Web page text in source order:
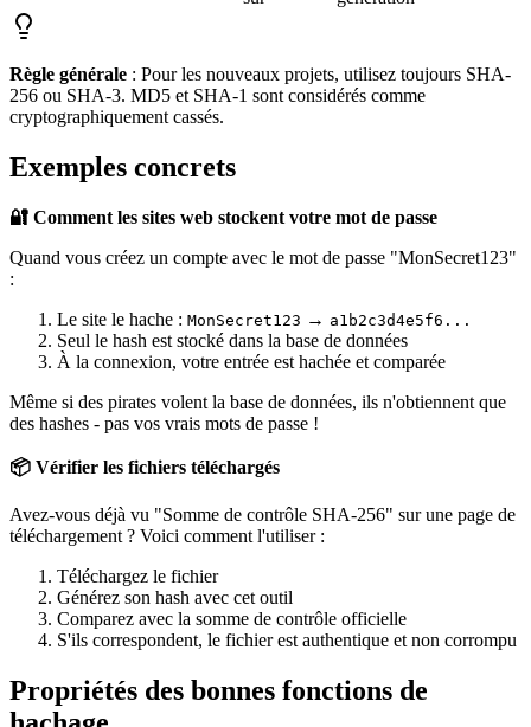
Règle générale : Pour les nouveaux projets, utilisez toujours SHA-
256 ou SHA-3. MD5 et SHA-1 sont considérés comme
cryptographiquement cassés.
Exemples concrets
🔐 Comment les sites web stockent votre mot de passe
Quand vous créez un compte avec le mot de passe "MonSecret123"
:
Le site le hache : MonSecret123 → a1b2c3d4e5f6...
Seul le hash est stocké dans la base de données
À la connexion, votre entrée est hachée et comparée
Même si des pirates volent la base de données, ils n'obtiennent que
des hashes - pas vos vrais mots de passe !
📦 Vérifier les fichiers téléchargés
Avez-vous déjà vu "Somme de contrôle SHA-256" sur une page de
téléchargement ? Voici comment l'utiliser :
Téléchargez le fichier
Générez son hash avec cet outil
Comparez avec la somme de contrôle officielle
S'ils correspondent, le fichier est authentique et non corrompu
Propriétés des bonnes fonctions de